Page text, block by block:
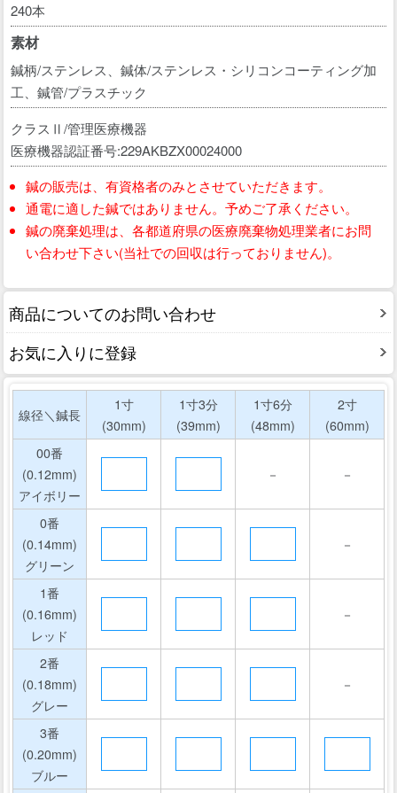
240本
素材
鍼柄/ステンレス、鍼体/ステンレス・シリコンコーティング加
工、鍼管/プラスチック
クラスⅡ/管理医療機器
医療機器認証番号:229AKBZX00024000
鍼の販売は、有資格者のみとさせていただきます。
通電に適した鍼ではありません。予めご了承ください。
鍼の廃棄処理は、各都道府県の医療廃棄物処理業者にお問
い合わせ下さい(当社での回収は行っておりません)。
商品についてのお問い合わせ
お気に入りに登録
線径＼鍼長
1寸
(30mm)
1寸3分
(39mm)
1寸6分
(48mm)
2寸
(60mm)
00番
(0.12mm)
アイボリー
－ －
0番
(0.14mm)
グリーン
－
1番
(0.16mm)
レッド
－
2番
(0.18mm)
グレー
－
3番
(0.20mm)
ブルー